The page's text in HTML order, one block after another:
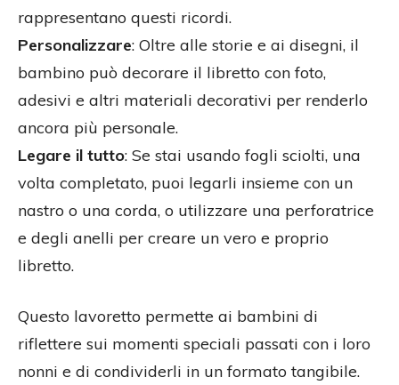
rappresentano questi ricordi.
Personalizzare: Oltre alle storie e ai disegni, il
bambino può decorare il libretto con foto,
adesivi e altri materiali decorativi per renderlo
ancora più personale.
Legare il tutto: Se stai usando fogli sciolti, una
volta completato, puoi legarli insieme con un
nastro o una corda, o utilizzare una perforatrice
e degli anelli per creare un vero e proprio
libretto.
Questo lavoretto permette ai bambini di
riflettere sui momenti speciali passati con i loro
nonni e di condividerli in un formato tangibile.